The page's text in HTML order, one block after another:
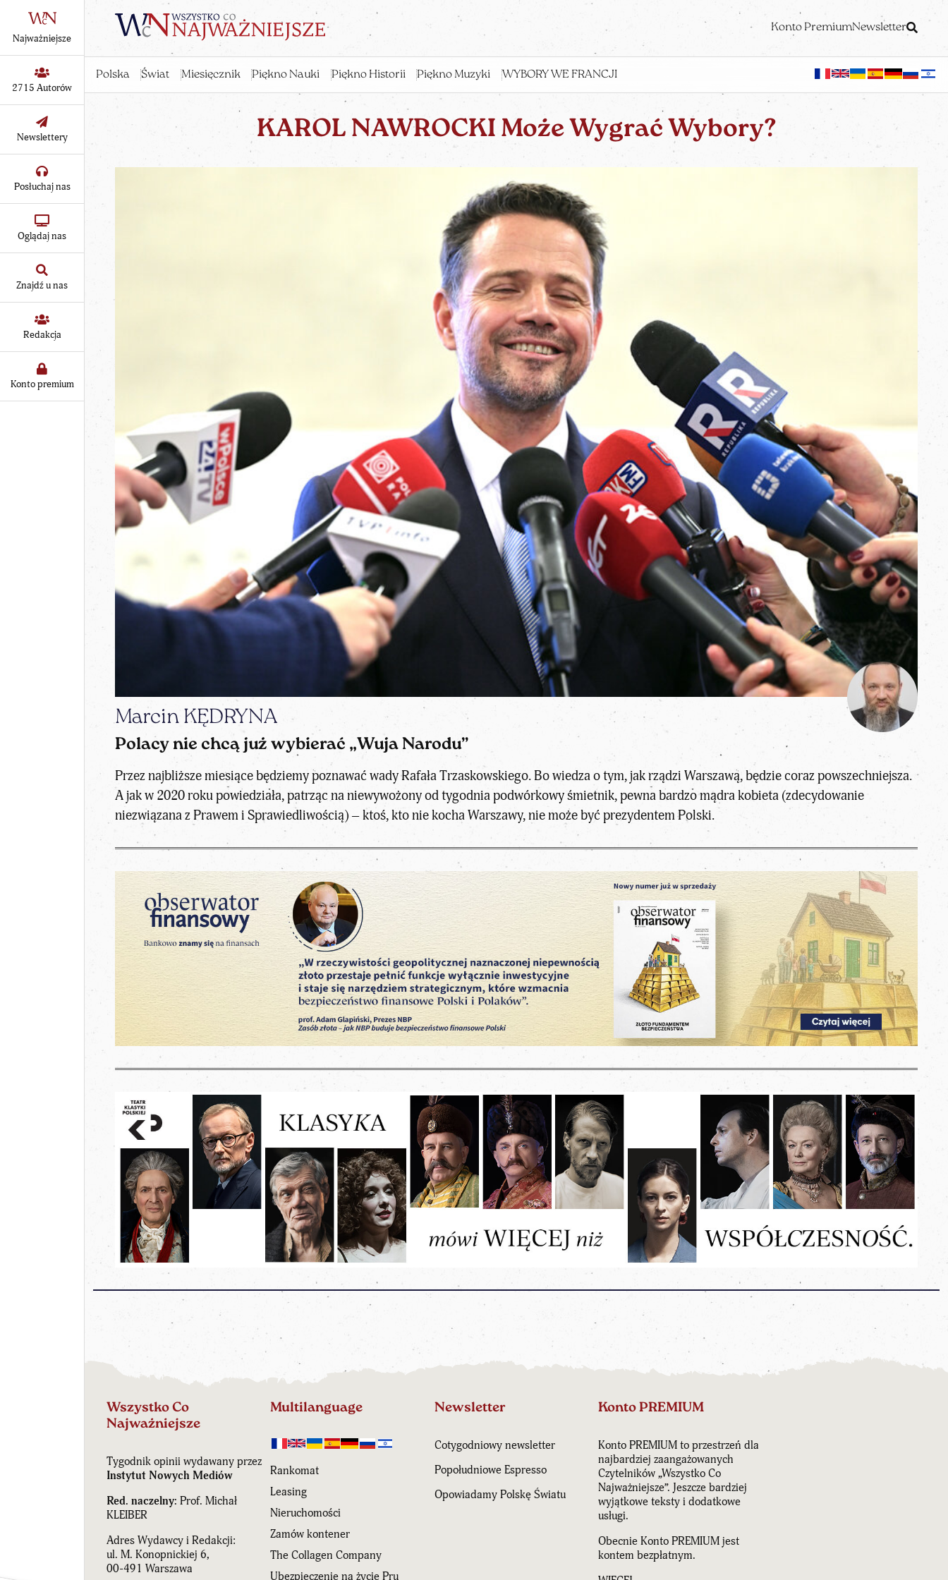
Konto PremiumNewsletter
Polska Świat Miesięcznik Piękno Nauki Piękno Historii Piękno Muzyki WYBORY WE FRANCJI
Najważniejsze
2715 Autorów
Newslettery
Posłuchaj nas
Oglądaj nas
Znajdź u nas
Redakcja
Konto premium
KAROL NAWROCKI Może Wygrać Wybory?
Marcin KĘDRYNA
Polacy nie chcą już wybierać „Wuja Narodu”
Przez najbliższe miesiące będziemy poznawać wady Rafała Trzaskowskiego. Bo wiedza o tym, jak rządzi Warszawą, będzie coraz powszechniejsza.
A jak w 2020 roku powiedziała, patrząc na niewywożony od tygodnia podwórkowy śmietnik, pewna bardzo mądra kobieta (zdecydowanie
niezwiązana z Prawem i Sprawiedliwością) – ktoś, kto nie kocha Warszawy, nie może być prezydentem Polski.
Wszystko Co
Najważniejsze
Tygodnik opinii wydawany przez
Instytut Nowych Mediów
Red. naczelny: Prof. Michał
KLEIBER
Adres Wydawcy i Redakcji:
ul. M. Konopnickiej 6,
00-491 Warszawa
Multilanguage
Rankomat
Leasing
Nieruchomości
Zamów kontener
The Collagen Company
Ubezpieczenie na życie Pru
Newsletter
Cotygodniowy newsletter
Popołudniowe Espresso
Opowiadamy Polskę Światu
Konto PREMIUM
Konto PREMIUM to przestrzeń dla
najbardziej zaangażowanych
Czytelników „Wszystko Co
Najważniejsze”. Jeszcze bardziej
wyjątkowe teksty i dodatkowe
usługi.
Obecnie Konto PREMIUM jest
kontem bezpłatnym.